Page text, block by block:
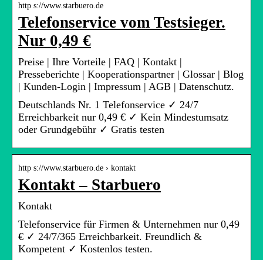
http s://www.starbuero.de
Telefonservice vom Testsieger.
Nur 0,49 €
Preise | Ihre Vorteile | FAQ | Kontakt |
Presseberichte | Kooperationspartner | Glossar | Blog
| Kunden-Login | Impressum | AGB | Datenschutz.
Deutschlands Nr. 1 Telefonservice ✓ 24/7
Erreichbarkeit nur 0,49 € ✓ Kein Mindestumsatz
oder Grundgebühr ✓ Gratis testen
http s://www.starbuero.de › kontakt
Kontakt – Starbuero
Kontakt
Telefonservice für Firmen & Unternehmen nur 0,49
€ ✓ 24/7/365 Erreichbarkeit. Freundlich &
Kompetent ✓ Kostenlos testen.